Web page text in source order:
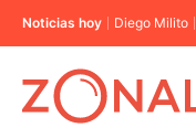
Noticias hoy Diego Milito